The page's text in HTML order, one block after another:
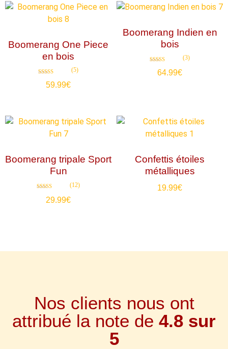
Boomerang One Piece
en bois
4.80
(5)
59.99€
Boomerang Indien en
bois
4.67
(3)
64.99€
Boomerang tripale Sport
Fun
4.75
(12)
29.99€
Confettis étoiles
métalliques
19.99€
Nos clients nous ont
attribué la note de 4.8 sur
5